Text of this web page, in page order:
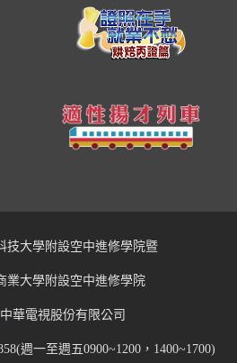
技大學附設空中進修學院暨
業大學附設空中進修學院
中華電視股份有限公司
週一至週五0900~1200，1400~1700)